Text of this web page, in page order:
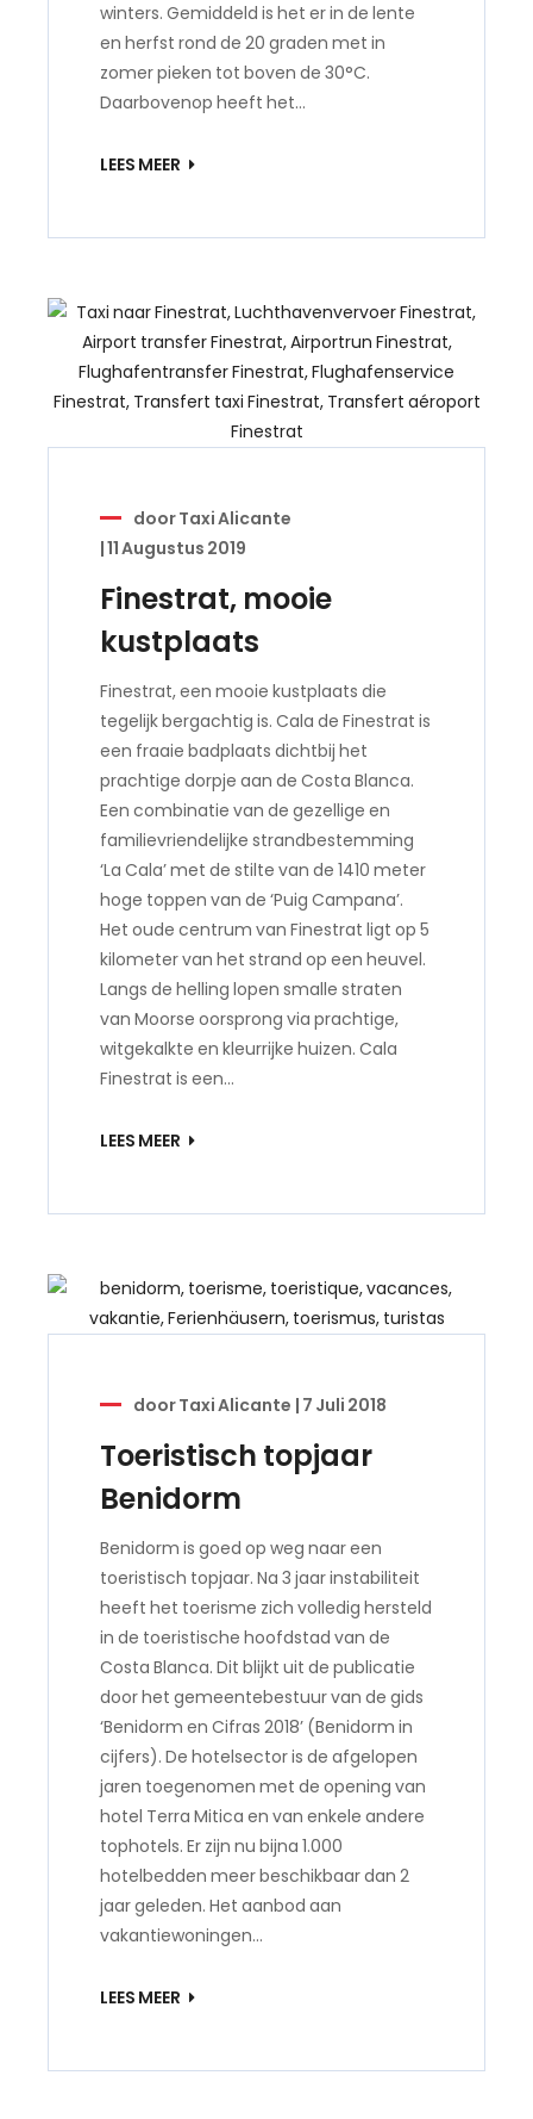
winters. Gemiddeld is het er in de lente
en herfst rond de 20 graden met in
zomer pieken tot boven de 30°C.
Daarbovenop heeft het…
LEES MEER
doorTaxi Alicante
|11 Augustus 2019
Finestrat, mooie
kustplaats
Finestrat, een mooie kustplaats die
tegelijk bergachtig is. Cala de Finestrat is
een fraaie badplaats dichtbij het
prachtige dorpje aan de Costa Blanca.
Een combinatie van de gezellige en
familievriendelijke strandbestemming
‘La Cala’ met de stilte van de 1410 meter
hoge toppen van de ‘Puig Campana’.
Het oude centrum van Finestrat ligt op 5
kilometer van het strand op een heuvel.
Langs de helling lopen smalle straten
van Moorse oorsprong via prachtige,
witgekalkte en kleurrijke huizen. Cala
Finestrat is een…
LEES MEER
doorTaxi Alicante | 7 Juli 2018
Toeristisch topjaar
Benidorm
Benidorm is goed op weg naar een
toeristisch topjaar. Na 3 jaar instabiliteit
heeft het toerisme zich volledig hersteld
in de toeristische hoofdstad van de
Costa Blanca. Dit blijkt uit de publicatie
door het gemeentebestuur van de gids
‘Benidorm en Cifras 2018’ (Benidorm in
cijfers). De hotelsector is de afgelopen
jaren toegenomen met de opening van
hotel Terra Mitica en van enkele andere
tophotels. Er zijn nu bijna 1.000
hotelbedden meer beschikbaar dan 2
jaar geleden. Het aanbod aan
vakantiewoningen…
LEES MEER